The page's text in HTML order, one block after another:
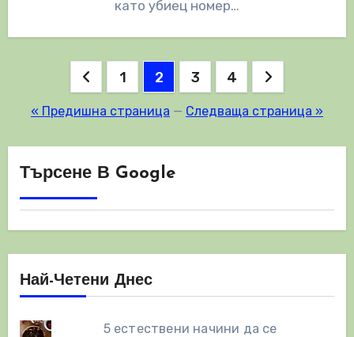
като убиец номер…
Разделяне
на
публикациите
на
страници
1 2 3 4
« Предишна страница — Следваща страница »
Търсене В Google
Най-Четени Днес
5 естествени начини да се